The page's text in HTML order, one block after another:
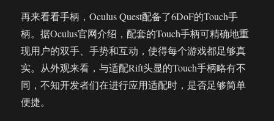
再来看看手柄，Oculus Quest配备了6DoF的Touch手
柄。据Oculus官网介绍，配套的Touch手柄可精确地重
现用户的双手、手势和互动，使得每个游戏都足够真
实。从外观来看，与适配Rift头显的Touch手柄略有不
同，不知开发者们在进行应用适配时，是否足够简单
便捷。